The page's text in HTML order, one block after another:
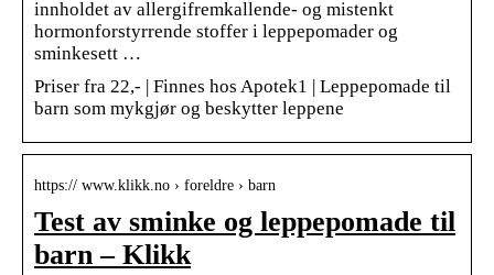
innholdet av allergifremkallende- og mistenkt
hormonforstyrrende stoffer i leppepomader og
sminkesett …
Priser fra 22,- | Finnes hos Apotek1 | Leppepomade til
barn som mykgjør og beskytter leppene
https:// www.klikk.no › foreldre › barn
Test av sminke og leppepomade til
barn – Klikk